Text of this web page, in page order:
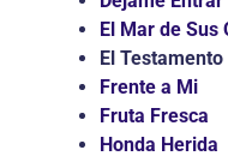
El Mar de Sus
El Testamento
Frente a Mi
Fruta Fresca
Honda Herida